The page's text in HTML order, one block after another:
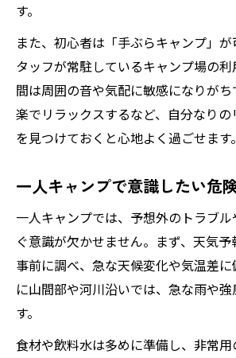
す。
また、初心者は「手ぶらキャンプ」
タッフが常駐しているキャンプ場の
間は周囲の音や気配に敏感になりが
楽でリラックスするなど、自分なり
を見つけておくと心地よく過ごせます。
一人キャンプで意識したい危
一人キャンプでは、予想外のトラブ
ぐ意識が欠かせません。まず、天気
事前に調べ、急な天候変化や気温差
に山間部や河川沿いでは、急な雨や
す。
食材や飲料水は多めに準備し、非常